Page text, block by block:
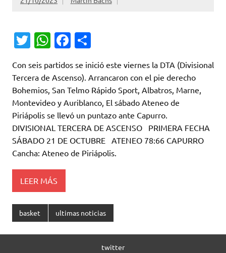
T
it
te
r
W
at
s
A
p
p
Fa
e
b
o
o
k
m
p
ar
ti
r
Con seis partidos se inició este viernes la DTA (Divisional
Tercera de Ascenso). Arrancaron con el pie derecho
Bohemios, San Telmo Rápido Sport, Albatros, Marne,
Montevideo y Auriblanco, El sábado Ateneo de
Piriápolis se llevó un puntazo ante Capurro.
DIVISIONAL TERCERA DE ASCENSO PRIMERA FECHA
SÁBADO 21 DE OCTUBRE ATENEO 78:66 CAPURRO
Cancha: Ateneo de Piriápolis.
LEER MÁS
basket ultimas noticias
twitter